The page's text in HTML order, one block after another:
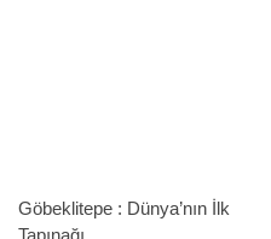
Göbeklitepe : Dünya’nın İlk